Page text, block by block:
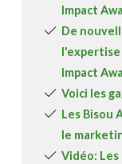
Impact
De
l'expertise
Impact
Voici les
Les Bisou
le
Vidéo: Les